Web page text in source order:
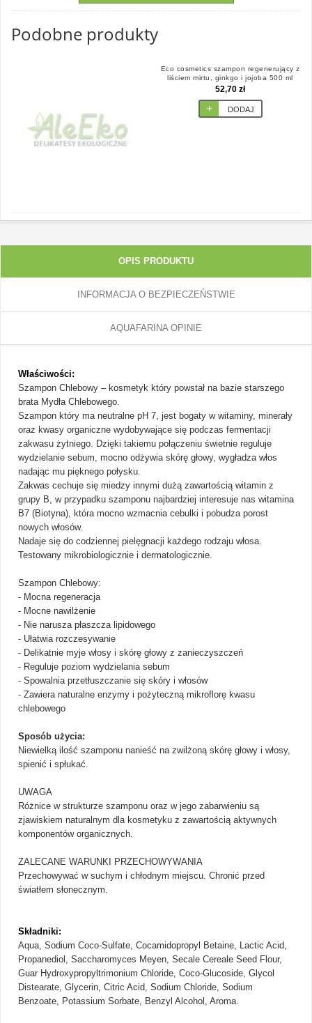
Podobne produkty
Eco cosmetics szampon regenerujący z
liściem mirtu, ginkgo i jojoba 500 ml
52,70 zł
DODAJ
OPIS PRODUKTU
INFORMACJA O BEZPIECZEŃSTWIE
AQUAFARINA OPINIE
Właściwości:
Szampon Chlebowy – kosmetyk który powstał na bazie starszego
brata Mydła Chlebowego.
Szampon który ma neutralne pH 7, jest bogaty w witaminy, minerały
oraz kwasy organiczne wydobywające się podczas fermentacji
zakwasu żytniego. Dzięki takiemu połączeniu świetnie reguluje
wydzielanie sebum, mocno odżywia skórę głowy, wygładza włos
nadając mu pięknego połysku.
Zakwas cechuje się miedzy innymi dużą zawartością witamin z
grupy B, w przypadku szamponu najbardziej interesuje nas witamina
B7 (Biotyna), która mocno wzmacnia cebulki i pobudza porost
nowych włosów.
Nadaje się do codziennej pielęgnacji każdego rodzaju włosa.
Testowany mikrobiologicznie i dermatologicznie.
Szampon Chlebowy:
- Mocna regeneracja
- Mocne nawilżenie
- Nie narusza płaszcza lipidowego
- Ułatwia rozczesywanie
- Delikatnie myje włosy i skórę głowy z zanieczyszczeń
- Reguluje poziom wydzielania sebum
- Spowalnia przetłuszczanie się skóry i włosów
- Zawiera naturalne enzymy i pożyteczną mikroflorę kwasu
chlebowego
Sposób użycia:
Niewielką ilość szamponu nanieść na zwilżoną skórę głowy i włosy,
spienić i spłukać.
UWAGA
Różnice w strukturze szamponu oraz w jego zabarwieniu są
zjawiskiem naturalnym dla kosmetyku z zawartością aktywnych
komponentów organicznych.
ZALECANE WARUNKI PRZECHOWYWANIA
Przechowywać w suchym i chłodnym miejscu. Chronić przed
światłem słonecznym.
Składniki:
Aqua, Sodium Coco-Sulfate, Cocamidopropyl Betaine, Lactic Acid,
Propanediol, Saccharomyces Meyen, Secale Cereale Seed Flour,
Guar Hydroxypropyltrimonium Chloride, Coco-Glucoside, Glycol
Distearate, Glycerin, Citric Acid, Sodium Chloride, Sodium
Benzoate, Potassium Sorbate, Benzyl Alcohol, Aroma.